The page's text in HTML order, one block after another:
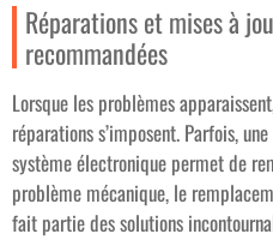
Réparations et mises à
recommandées
Lorsque les problèmes
réparations s’imposent. Parfois,
système électronique permet de
problème mécanique, le
fait partie des solutions